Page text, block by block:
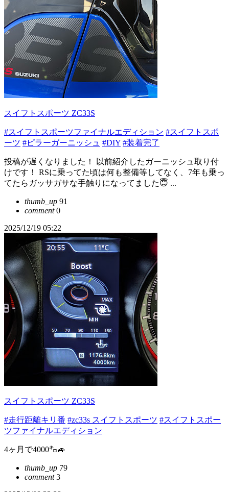
スイフトスポーツ ZC33S
#スイフトスポーツファイナルエディション #スイフトスポ
ーツ #ピラーガーニッシュ #DIY #装着完了
投稿が遅くなりました！ 以前紹介したガーニッシュ取り付
けです！ RSに乗ってた頃は何も整備等してなく、7年も乗っ
てたらガッサガサな手触りになってました😇 ...
thumb_up 91
comment0
2025/12/19 05:22
スイフトスポーツ ZC33S
#走行距離キリ番 #zc33s スイフトスポーツ #スイフトスポー
ツファイナルエディション
4ヶ月で4000㌔🚙
thumb_up 79
comment3